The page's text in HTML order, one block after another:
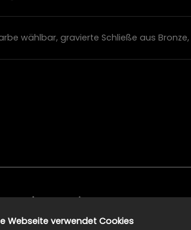
wählbar, gravierte Schließe aus
Webseite verwendet Cookies
Information
Datenschutzerklärung